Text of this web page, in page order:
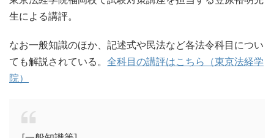
生による講評。
なお一般知識のほか、記述式や民法など各法令科目につい
ても解説されている。 全科目の講評はこちら（東京法経学
院）